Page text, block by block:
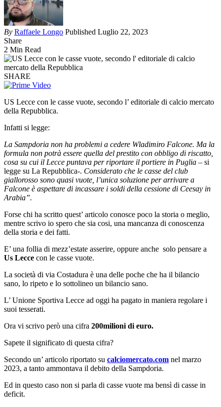
By Raffaele Longo Published Luglio 22, 2023
Share
2 Min Read
SHARE
US Lecce con le casse vuote, secondo l’ editoriale di calcio mercato
della Repubblica.
Infatti si legge:
La Sampdoria non ha problemi a cedere Wladimiro Falcone. Ma la
formula non potrà essere quella del prestito con obbligo di riscatto,
cosa su cui il Lecce puntava per riportare il portiere in Puglia – si
legge su La Repubblica-. Considerato che le casse del club
giallorosso sono quasi vuote, l’unica soluzione per arrivare a
Falcone è aspettare di incassare i soldi della cessione di Ceesay in
Arabia”.
Forse chi ha scritto quest’ articolo conosce poco la storia o meglio,
mentre scrivo io spero che sia cosi, una mancanza di conoscenza
della storia e dei fatti.
E’ una follia di mezz’estate asserire, oppure anche solo pensare a
Us Lecce con le casse vuote.
La società di via Costadura è una delle poche che ha il bilancio
sano, lo ripeto e lo sottolineo un bilancio sano.
L’ Unione Sportiva Lecce ad oggi ha pagato in maniera regolare i
suoi tesserati.
Ora vi scrivo però una cifra 200milioni di euro.
Sapete il significato di questa cifra?
Secondo un’ articolo riportato su calciomercato.com nel marzo
2023, a tanto ammontava il debito della Sampdoria.
Ed in questo caso non si parla di casse vuote ma bensì di casse in
deficit.